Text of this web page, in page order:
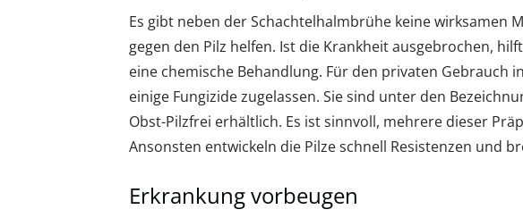
Es gibt neben der Schachtelhalmbrühe keine wirksamen
gegen den Pilz helfen. Ist die Krankheit ausgebrochen,
eine chemische Behandlung. Für den privaten Gebrauch
einige Fungizide zugelassen. Sie sind unter den
Obst-Pilzfrei erhältlich. Es ist sinnvoll, mehrere dieser
Ansonsten entwickeln die Pilze schnell Resistenzen und
Erkrankung vorbeugen